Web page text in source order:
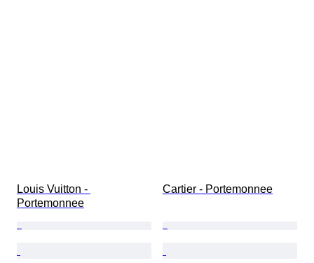
Louis Vuitton -
Portemonnee
Cartier - Portemonnee